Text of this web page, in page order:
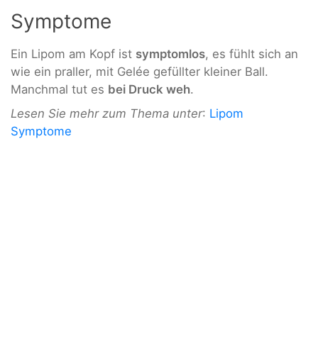
Symptome
Ein Lipom am Kopf ist symptomlos, es fühlt sich an
wie ein praller, mit Gelée gefüllter kleiner Ball.
Manchmal tut es bei Druck weh.
Lesen Sie mehr zum Thema unter: Lipom
Symptome